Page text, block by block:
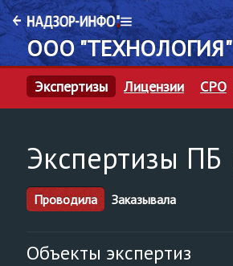
ООО "ТЕХНОЛОГИЯ"
Экспертизы Лицензии СРО
Экспертизы ПБ
Проводила Заказывала
Объекты экспертиз